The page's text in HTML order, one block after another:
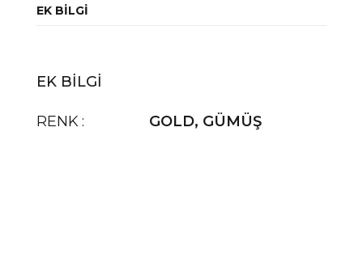
EK BILGI
EK BILGI
RENK GOLD, GÜMÜŞ